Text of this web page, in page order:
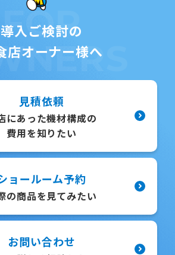
導入ご検討の
店オーナー様へ
FOR
見積依頼
にあった機材構成の
費用を知りたい
ョールーム予約
の商品を見てみたい
お問い合わせ